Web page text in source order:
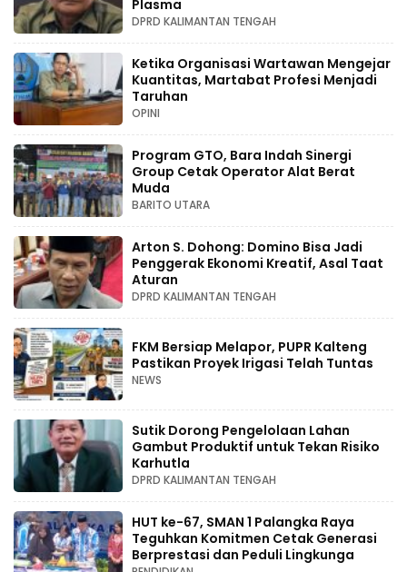
Plasma
DPRD KALIMANTAN TENGAH
Ketika Organisasi Wartawan Mengejar
Kuantitas, Martabat Profesi Menjadi
Taruhan
OPINI
Program GTO, Bara Indah Sinergi
Group Cetak Operator Alat Berat
Muda
BARITO UTARA
Arton S. Dohong: Domino Bisa Jadi
Penggerak Ekonomi Kreatif, Asal Taat
Aturan
DPRD KALIMANTAN TENGAH
FKM Bersiap Melapor, PUPR Kalteng
Pastikan Proyek Irigasi Telah Tuntas
NEWS
Sutik Dorong Pengelolaan Lahan
Gambut Produktif untuk Tekan Risiko
Karhutla
DPRD KALIMANTAN TENGAH
HUT ke-67, SMAN 1 Palangka Raya
Teguhkan Komitmen Cetak Generasi
Berprestasi dan Peduli Lingkunga